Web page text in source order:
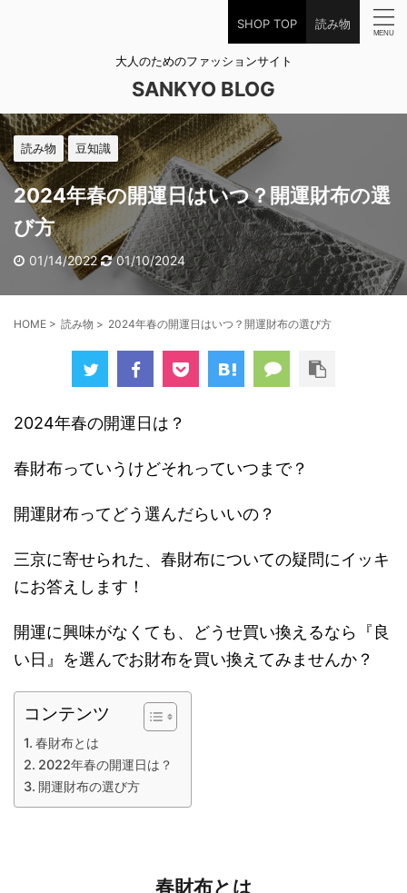
SHOP TOP 読み物
大人のためのファッションサイト
SANKYO BLOG
読み物 豆知識
2024年春の開運日はいつ？開運財布の選
び方
01/14/2022 01/10/2024
HOME > 読み物 > 2024年春の開運日はいつ？開運財布の選び方
2024年春の開運日は？
春財布っていうけどそれっていつまで？
開運財布ってどう選んだらいいの？
三京に寄せられた、春財布についての疑問にイッキ
にお答えします！
開運に興味がなくても、どうせ買い換えるなら『良
い日』を選んでお財布を買い換えてみませんか？
コンテンツ
春財布とは
2022年春の開運日は？
開運財布の選び方
春財布とは